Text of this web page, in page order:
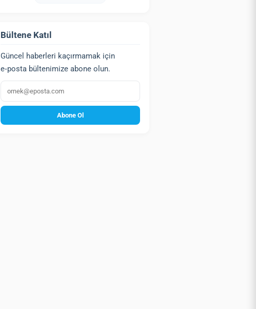
Bültene Katıl
Güncel haberleri kaçırmamak için
e‑posta bültenimize abone olun.
E‑posta
Abone Ol